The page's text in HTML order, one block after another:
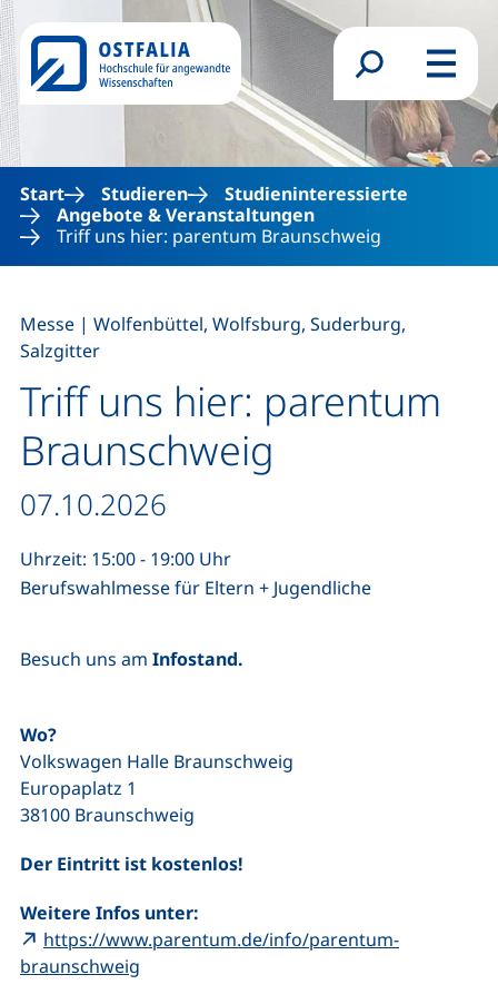
Direkt zum Inhalt
Suchformular
Menü
Start Studieren
Studieninteressierte
Angebote & Veranstaltungen
Triff uns hier: parentum Braunschweig
Triff uns hier: parentum
Braunschweig
Messe | Wolfenbüttel, Wolfsburg, Suderburg,
Salzgitter
Datum / Dauer:
07.10.2026
Uhrzeit: 15:00 - 19:00 Uhr
Berufswahlmesse für Eltern + Jugendliche
Besuch uns am Infostand.
Wo?
Volkswagen Halle Braunschweig
Europaplatz 1
38100 Braunschweig
Der Eintritt ist kostenlos!
Weitere Infos unter:
https://www.parentum.de/info/parentum-
braunschweig